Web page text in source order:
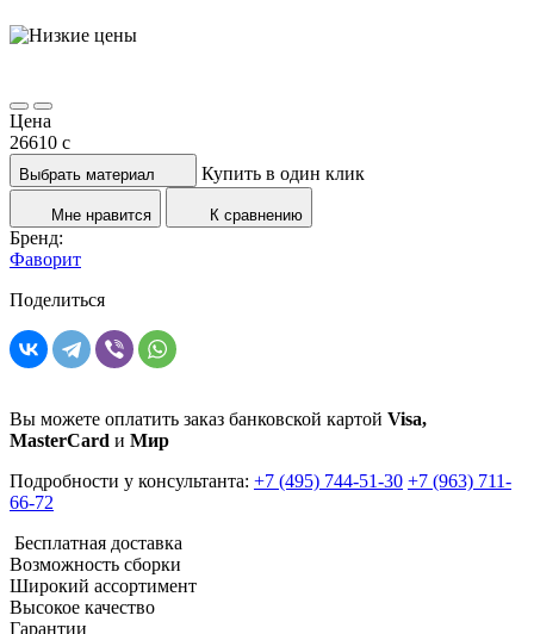
Цена
26610 c
Выбрать материал Купить в один клик
Мне нравится К сравнению
Бренд:
Фаворит
Поделиться
Вы можете оплатить заказ банковской картой Visa,
MasterCard и Мир
Подробности у консультанта: +7 (495) 744-51-30 +7 (963) 711-
66-72
Бесплатная доставка
Возможность сборки
Широкий ассортимент
Высокое качество
Гарантии